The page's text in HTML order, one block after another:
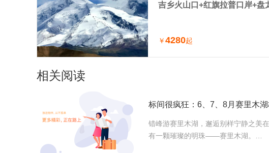
吉乡火山口+红旗拉普口岸+盘
￥4280起
相关阅读
错峰游赛里木湖，邂逅别样宁静之美
有一颗璀璨的明珠——赛里木湖。…